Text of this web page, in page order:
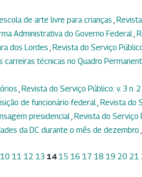
de arte livre para crianças ,
Administrativa do Governo Federal,
dos Lordes , Revista do Serviço
carreiras técnicas no Quadro
, Revista do Serviço Público: v. 3 n.
de funcionário federal, Revista do
presidencial, Revista do Serviço
da DC durante o mês de dezembro ,
10 11 12 13 14 15 16 17 18 19 20 21